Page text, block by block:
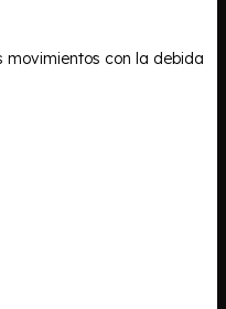
movimientos con la debida